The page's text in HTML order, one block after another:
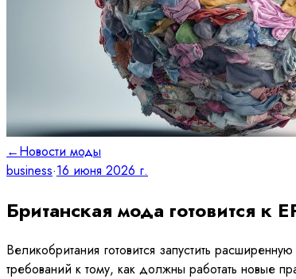
←Новости моды
business·16 июня 2026 г.
Британская мода готовится к
Великобритания готовится запустить
требований к тому, как должны работать новые